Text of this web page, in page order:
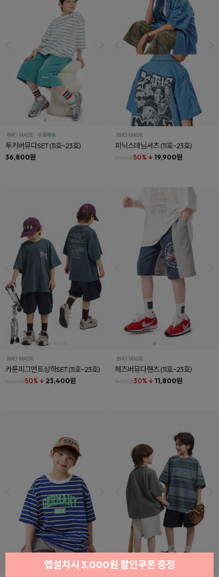
투키버뮤다SET(11호~23호)
36,800원
피닉스데님셔츠(11호~23호)
39,800원50% ↓ 19,900원
카룬피그먼트상하SET(11호~23호)
46,800원50% ↓ 23,400원
헤즈버뮤다팬츠(11호~23호)
16,800원30% ↓ 11,800원
앱설치시 3,000원 할인쿠폰 증정